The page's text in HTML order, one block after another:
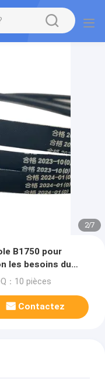
2/7
B1750 pour
les besoins du
：10 pièces
Contactez